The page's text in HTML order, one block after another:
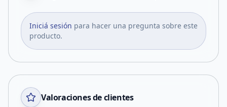
Iniciá sesión para hacer una pregunta sobre este
producto.
Valoraciones de clientes